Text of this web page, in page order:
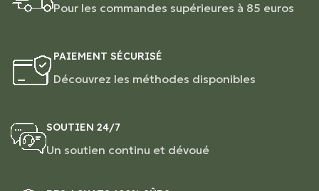
Pour les commandes supérieures à 85 euros
PAIEMENT SÉCURISÉ
Découvrez les méthodes disponibles
SOUTIEN 24/7
Un soutien continu et dévoué